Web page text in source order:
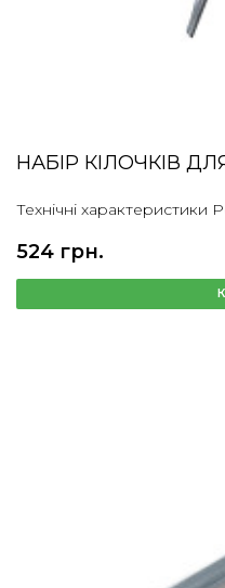
НАБІР КІЛОЧКІВ
Технічні характеристики
524 грн.